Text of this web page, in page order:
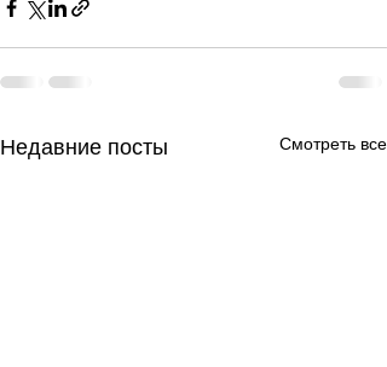
Недавние посты Смотреть все